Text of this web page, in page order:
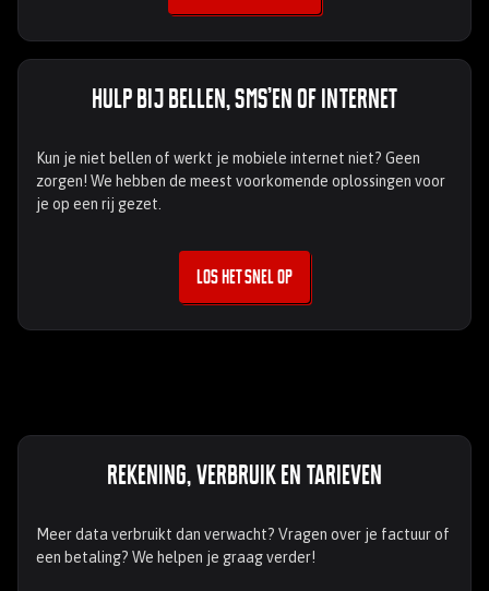
Hulp bij bellen, sms’en of internet
Kun je niet bellen of werkt je mobiele internet niet? Geen
zorgen! We hebben de meest voorkomende oplossingen voor
je op een rij gezet.
Los het snel op
Rekening, verbruik en tarieven
Meer data verbruikt dan verwacht? Vragen over je factuur of
een betaling? We helpen je graag verder!